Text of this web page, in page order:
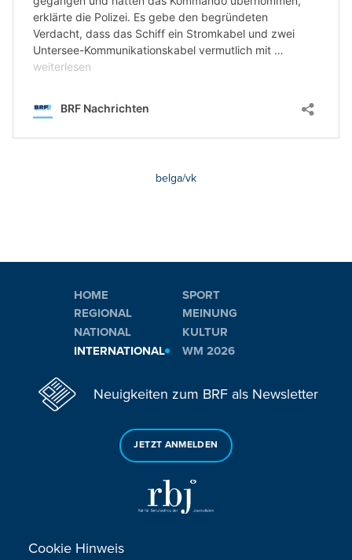
belga/vk
HOME
REGIONAL
NATIONAL
INTERNATIONAL
SPORT
MEINUNG
KULTUR
WM 2026
Neuigkeiten zum BRF als Newsletter
JETZT ANMELDEN
Sie haben noch Fragen oder Anmerkungen?
Cookie Hinweis